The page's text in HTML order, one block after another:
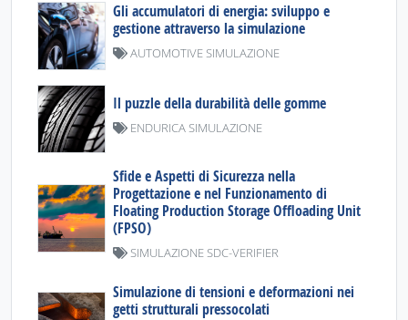
Gli accumulatori di energia: sviluppo e
gestione attraverso la simulazione
AUTOMOTIVE SIMULAZIONE
Il puzzle della durabilità delle gomme
ENDURICA SIMULAZIONE
Sfide e Aspetti di Sicurezza nella
Progettazione e nel Funzionamento di
Floating Production Storage Offloading Unit
(FPSO)
SIMULAZIONE SDC-VERIFIER
Simulazione di tensioni e deformazioni nei
getti strutturali pressocolati